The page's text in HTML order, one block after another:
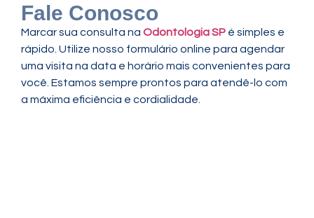
Fale Conosco
Marcar sua consulta na Odontologia SP é simples e
rápido. Utilize nosso formulário online para agendar
uma visita na data e horário mais convenientes para
você. Estamos sempre prontos para atendê-lo com
a máxima eficiência e cordialidade.